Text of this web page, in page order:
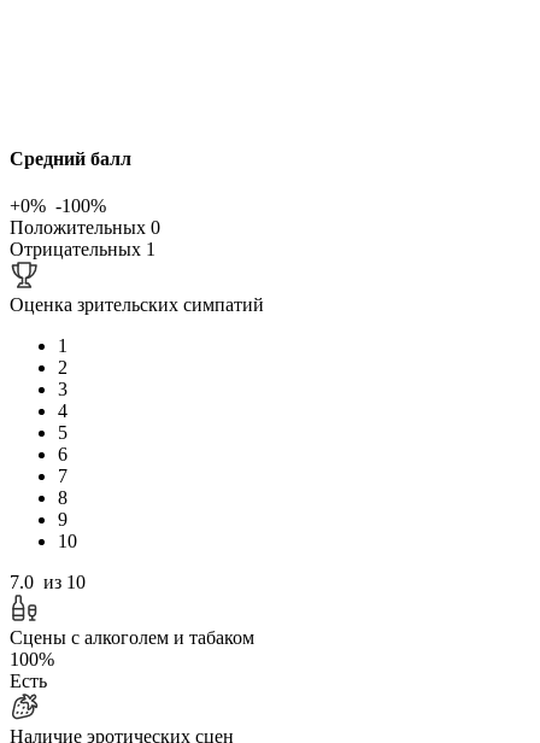
Средний балл
+0% -100%
Положительных 0
Отрицательных 1
Оценка зрительских симпатий
1
2
3
4
5
6
7
8
9
10
7.0 из 10
Сцены с алкоголем и табаком
100%
Есть
Наличие эротических сцен